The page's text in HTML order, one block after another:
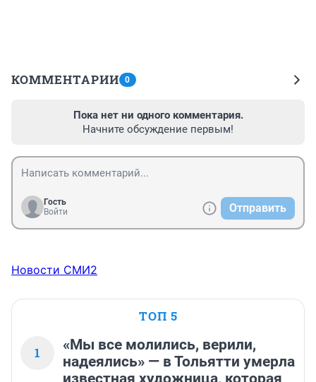
КОММЕНТАРИИ 0
Пока нет ни одного комментария.
Начните обсуждение первым!
Гость
Войти
Отправить
Новости СМИ2
ТОП 5
1
«Мы все молились, верили,
надеялись» — в Тольятти умерла
известная художница, которая